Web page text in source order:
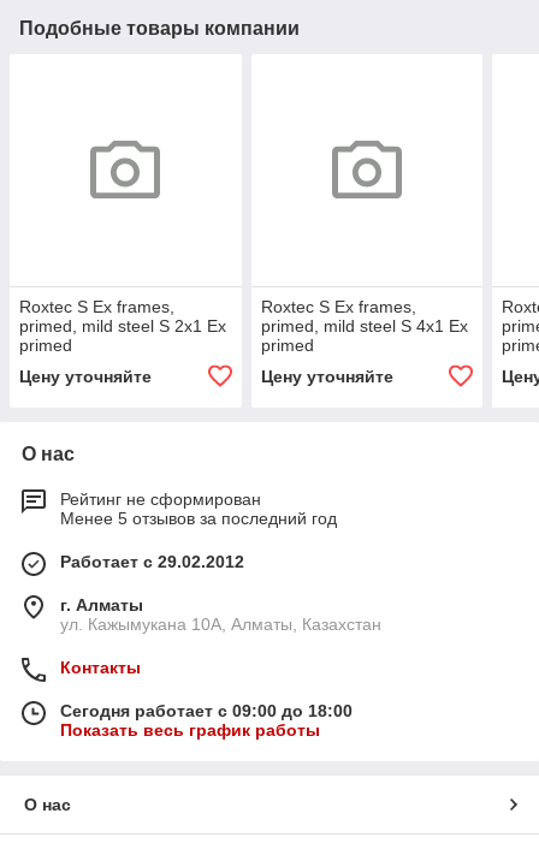
Подобные товары компании
Roxtec S Ex frames,
primed, mild steel S 2x1 Ex
primed
Цену уточняйте
Roxtec S Ex frames,
primed, mild steel S 4x1 Ex
primed
Цену уточняйте
О нас
Рейтинг не сформирован
Менее 5 отзывов за последний год
Работает с 29.02.2012
г. Алматы
ул. Кажымукана 10А, Алматы, Казахстан
Контакты
Сегодня работает с 09:00 до 18:00
Показать весь график работы
О нас